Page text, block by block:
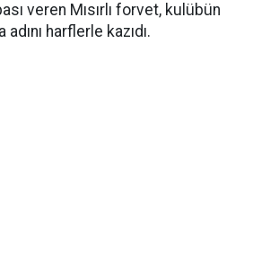
veren Mısırlı forvet, kulübün
harflerle kazıdı.